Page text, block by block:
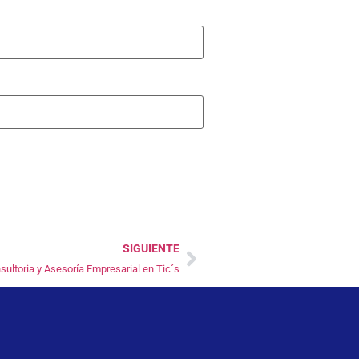
SIGUIENTE
y Asesoría Empresarial en Tic´s